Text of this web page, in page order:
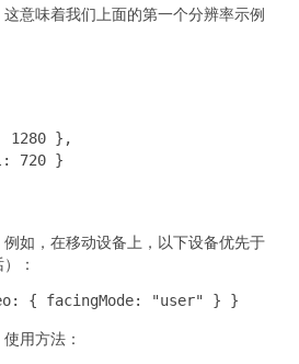
意味着我们上面的第一个分辨率示例
},
720 }
如，在移动设备上，以下设备优先于
：
{ facingMode: "user" } }
用方法：